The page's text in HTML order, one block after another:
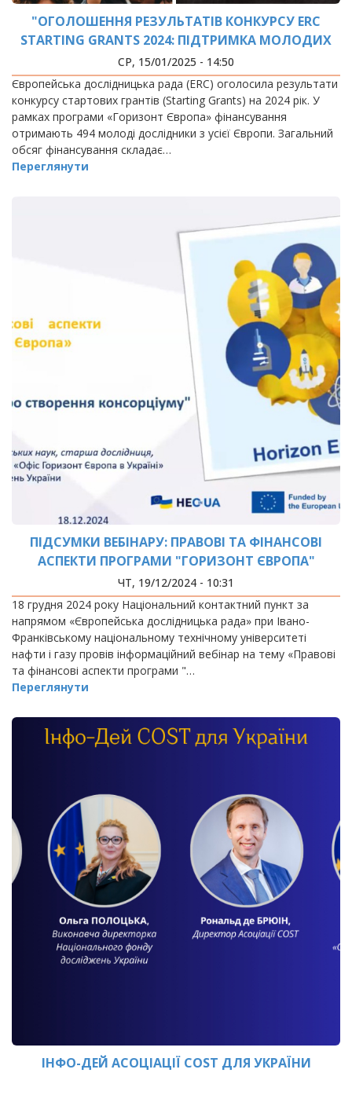
"ОГОЛОШЕННЯ РЕЗУЛЬТАТІВ КОНКУРСУ ERC
STARTING GRANTS 2024: ПІДТРИМКА МОЛОДИХ
НАУКОВЦІВ ЄВРОПИ"
СР, 15/01/2025 - 14:50
Європейська дослідницька рада (ERC) оголосила результати
конкурсу стартових грантів (Starting Grants) на 2024 рік. У
рамках програми «Горизонт Європа» фінансування
отримають 494 молоді дослідники з усієї Європи. Загальний
обсяг фінансування складає…
Переглянути
ПІДСУМКИ ВЕБІНАРУ: ПРАВОВІ ТА ФІНАНСОВІ
АСПЕКТИ ПРОГРАМИ "ГОРИЗОНТ ЄВРОПА"
ЧТ, 19/12/2024 - 10:31
18 грудня 2024 року Національний контактний пункт за
напрямом «Європейська дослідницька рада» при Івано-
Франківському національному технічному університеті
нафти і газу провів інформаційний вебінар на тему «Правові
та фінансові аспекти програми "…
Переглянути
ІНФО-ДЕЙ АСОЦІАЦІЇ COST ДЛЯ УКРАЇНИ